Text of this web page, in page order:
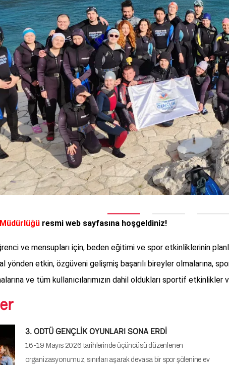
3. ODTÜ GENÇLİK OYUNLARI SONA ERDİ
16-19 Mayıs 2026 tarihlerinde üçüncüsü düzenlenen
organizasyonumuz, sınırları aşarak devasa bir spor şölenine ev
sahipliği yaptı. Açılış Seremonisinde Devrim Stadyumu’ndaki
oyunların Gençlik…
15/06/2026
ODTÜ Spor Takımları ve Toplulukları Yıl Sonu Ödül Töreni
800 Kişinin Katılımıyla Gerçekleştirildi
Orta Doğu Teknik Üniversitesi’nde sporun, gönüllülüğün ve öğrenci
yaşamının en özel buluşmalarından biri olan Spor Takımları ve
Toplulukları Yıl Sonu Ödül Töreni'ni, yaklaşık 800 kişinin katılımıyla…
15/06/2026
Değerli mensuplarımız Yakın dönemde popülerleşmiş ve çok keyifli
gününden itibaren kullanıma açılmıştır. Büyük Spor Salonu…
28/11/2025
Cumhuriyet Coşkusunu Paylaştı Her yıl geleneksel olarak Devrim
Stadyumu'nda düzenlediğimiz Cumhuriyet Koşusu, bu yıl da 29
Ekim Çarşamba günü…